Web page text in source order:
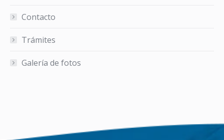
Contacto
Trámites
Galería de fotos